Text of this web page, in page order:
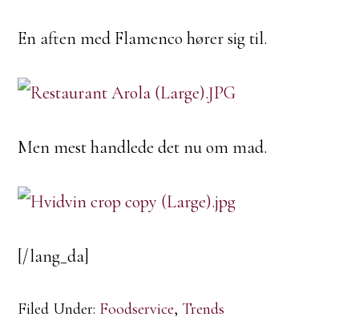
En aften med Flamenco hører sig til.
Men mest handlede det nu om mad.
[/lang_da]
Filed Under: Foodservice, Trends